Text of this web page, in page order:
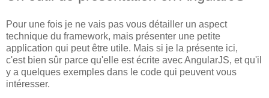
Pour une fois je ne vais pas vous détailler un aspect
technique du framework, mais présenter une petite
application qui peut être utile. Mais si je la présente ici,
c'est bien sûr parce qu'elle est écrite avec AngularJS, et qu'il
y a quelques exemples dans le code qui peuvent vous
intéresser.